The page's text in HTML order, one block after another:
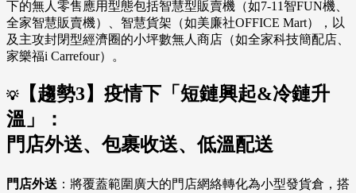
下的無人零售應用型態包括智慧型販賣機（如7-11智FUN機、
全家智慧販賣機）、智慧貨架（如美廉社OFFICE Mart），以
及主攻封閉型經濟圈的小坪數無人商店（如全家科技簡配店、
家樂福i Carrefour）。
💡【趨勢3】疫情下「短鏈興起&冷鏈升
溫」：
門店外送、包裹收送、低溫配送
門店外送 ：將覆蓋範圍廣大的門店網絡轉化為小型發貨倉，搭